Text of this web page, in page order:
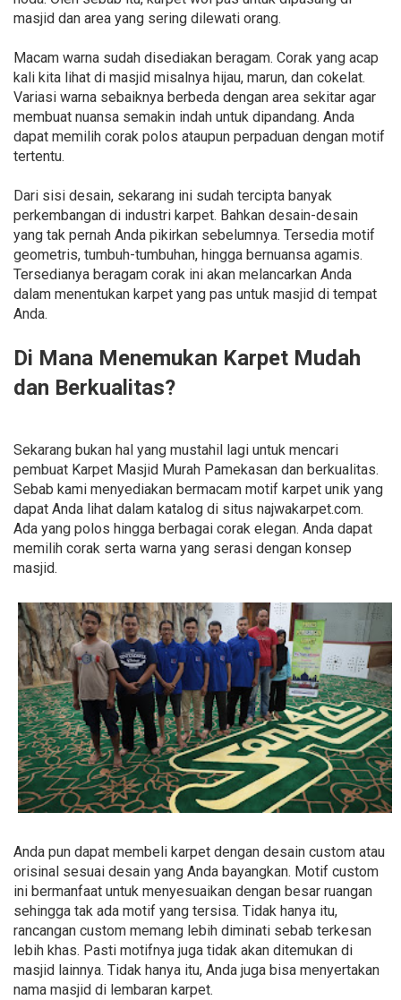
masjid dan area yang sering dilewati orang.
Macam warna sudah disediakan beragam. Corak yang acap
kali kita lihat di masjid misalnya hijau, marun, dan cokelat.
Variasi warna sebaiknya berbeda dengan area sekitar agar
membuat nuansa semakin indah untuk dipandang. Anda
dapat memilih corak polos ataupun perpaduan dengan motif
tertentu.
Dari sisi desain, sekarang ini sudah tercipta banyak
perkembangan di industri karpet. Bahkan desain-desain
yang tak pernah Anda pikirkan sebelumnya. Tersedia motif
geometris, tumbuh-tumbuhan, hingga bernuansa agamis.
Tersedianya beragam corak ini akan melancarkan Anda
dalam menentukan karpet yang pas untuk masjid di tempat
Anda.
Di Mana Menemukan Karpet Mudah
dan Berkualitas?
Sekarang bukan hal yang mustahil lagi untuk mencari
pembuat Karpet Masjid Murah Pamekasan dan berkualitas.
Sebab kami menyediakan bermacam motif karpet unik yang
dapat Anda lihat dalam katalog di situs najwakarpet.com.
Ada yang polos hingga berbagai corak elegan. Anda dapat
memilih corak serta warna yang serasi dengan konsep
masjid.
Anda pun dapat membeli karpet dengan desain custom atau
orisinal sesuai desain yang Anda bayangkan. Motif custom
ini bermanfaat untuk menyesuaikan dengan besar ruangan
sehingga tak ada motif yang tersisa. Tidak hanya itu,
rancangan custom memang lebih diminati sebab terkesan
lebih khas. Pasti motifnya juga tidak akan ditemukan di
masjid lainnya. Tidak hanya itu, Anda juga bisa menyertakan
nama masjid di lembaran karpet.